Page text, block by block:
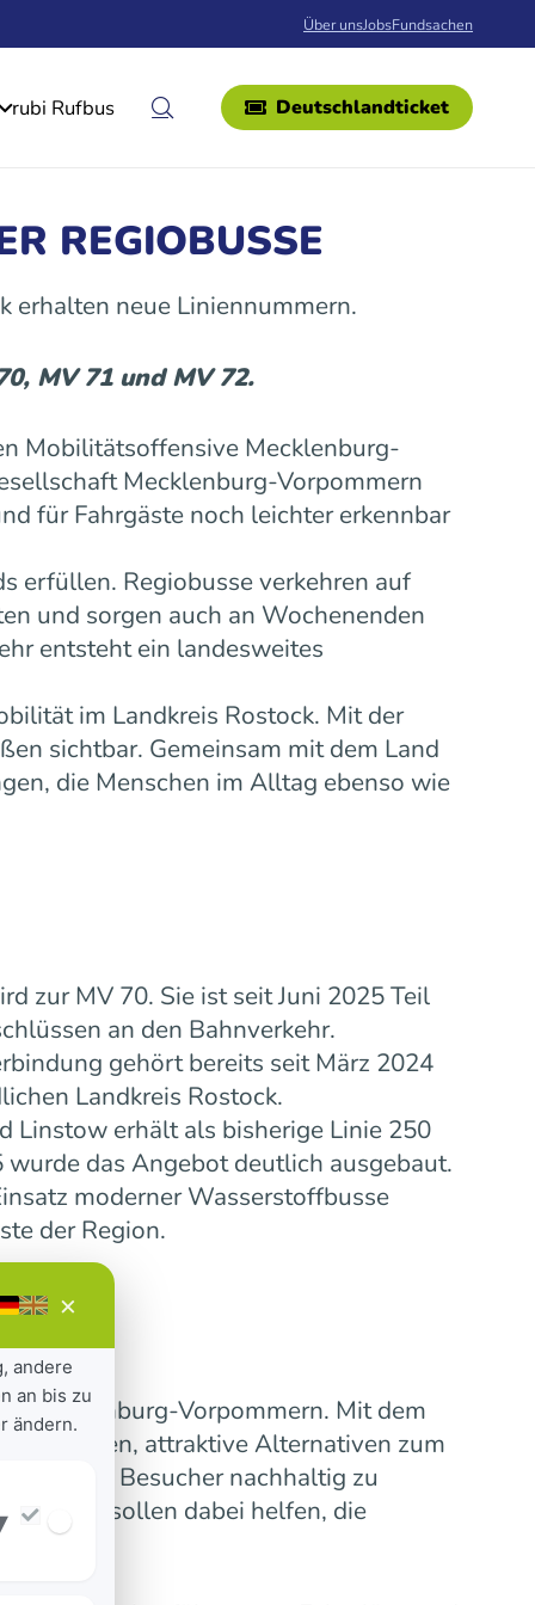
Über unsJobsFundsachen
rubi Rufbus Deutschlandticket
REGIOBUSSE
erhalten neue Liniennummern.
MV 71 und MV 72.
Mobilitätsoffensive Mecklenburg-
Mecklenburg-Vorpommern
für Fahrgäste noch leichter erkennbar
erfüllen. Regiobusse verkehren auf
und sorgen auch an Wochenenden
entsteht ein landesweites
im Landkreis Rostock. Mit der
sichtbar. Gemeinsam mit dem Land
die Menschen im Alltag ebenso wie
zur MV 70. Sie ist seit Juni 2025 Teil
an den Bahnverkehr.
gehört bereits seit März 2024
Landkreis Rostock.
Linstow erhält als bisherige Linie 250
das Angebot deutlich ausgebaut.
moderner Wasserstoffbusse
der Region.
Mecklenburg-Vorpommern. Mit dem
verbinden, attraktive Alternativen zum
und Besucher nachhaltig zu
sollen dabei helfen, die
×
andere
an bis zu
ändern.